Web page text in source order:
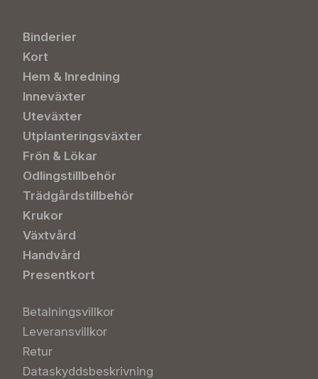
Binderier
Kort
Hem & Inredning
Inneväxter
Uteväxter
Utplanteringsväxter
Frön & Lökar
Odlingstillbehör
Trädgårdstillbehör
Krukor
Växtvård
Handvård
Presentkort
Betalningsvillkor
Leveransvillkor
Retur
Dataskyddsbeskrivning